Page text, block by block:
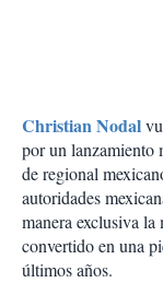
Christian Nodal
por un lanzamiento
de regional
autoridades
manera exclusiva la
convertido en una
últimos años.